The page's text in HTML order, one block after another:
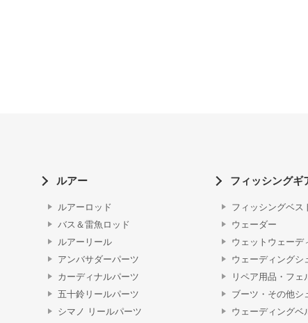
ルアー
ルアーロッド
バス＆雷魚ロッド
ルアーリール
アンバサダーパーツ
カーディナルパーツ
五十鈴リールパーツ
シマノ リールパーツ
フィッシングギ
フィッシングベス
ウェーダー
ウェットウェーデ
ウェーディングシ
リペア用品・フェ
ブーツ・その他シ
ウェーディングベ